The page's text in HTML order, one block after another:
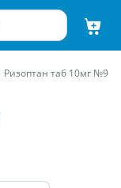
Ризоптан таб 10мг №9